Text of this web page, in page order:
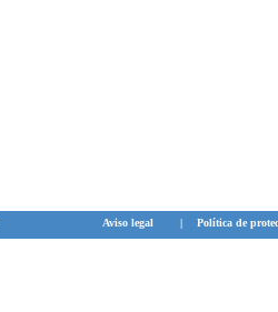
Aviso legal | Política de